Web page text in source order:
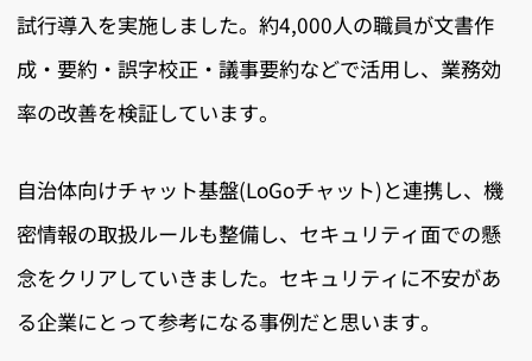
試行導入を実施しました。約4,000人の職員が文書作
成・要約・誤字校正・議事要約などで活用し、業務効
率の改善を検証しています。
自治体向けチャット基盤(LoGoチャット)と連携し、機
密情報の取扱ルールも整備し、セキュリティ面での懸
念をクリアしていきました。セキュリティに不安があ
る企業にとって参考になる事例だと思います。